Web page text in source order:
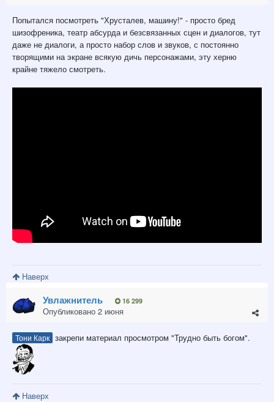
Попытался посмотреть "Хрусталев, машину!" - просто бред
шизофреника, театр абсурда и безсвязанных сцен и диалогов, тут
даже не диалоги, а просто набор слов и звуков, с постоянно
творящими на экране всякую дичь персонажами, эту херню
крайне тяжело смотреть.
Наверх
Увлажнитель 16 299
Опубликовано 2 июня
Тони Карк закрепи материал просмотром "Трудно быть богом".
Наверх